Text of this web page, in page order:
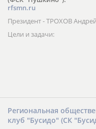
rfsmn.ru
Президент - ТРОХОВ
Цели и задачи:
Региональная
клуб "Бусидо" (СК